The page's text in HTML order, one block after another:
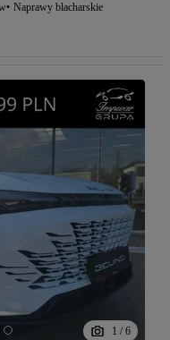
Naprawy blacharskie
1 / 6